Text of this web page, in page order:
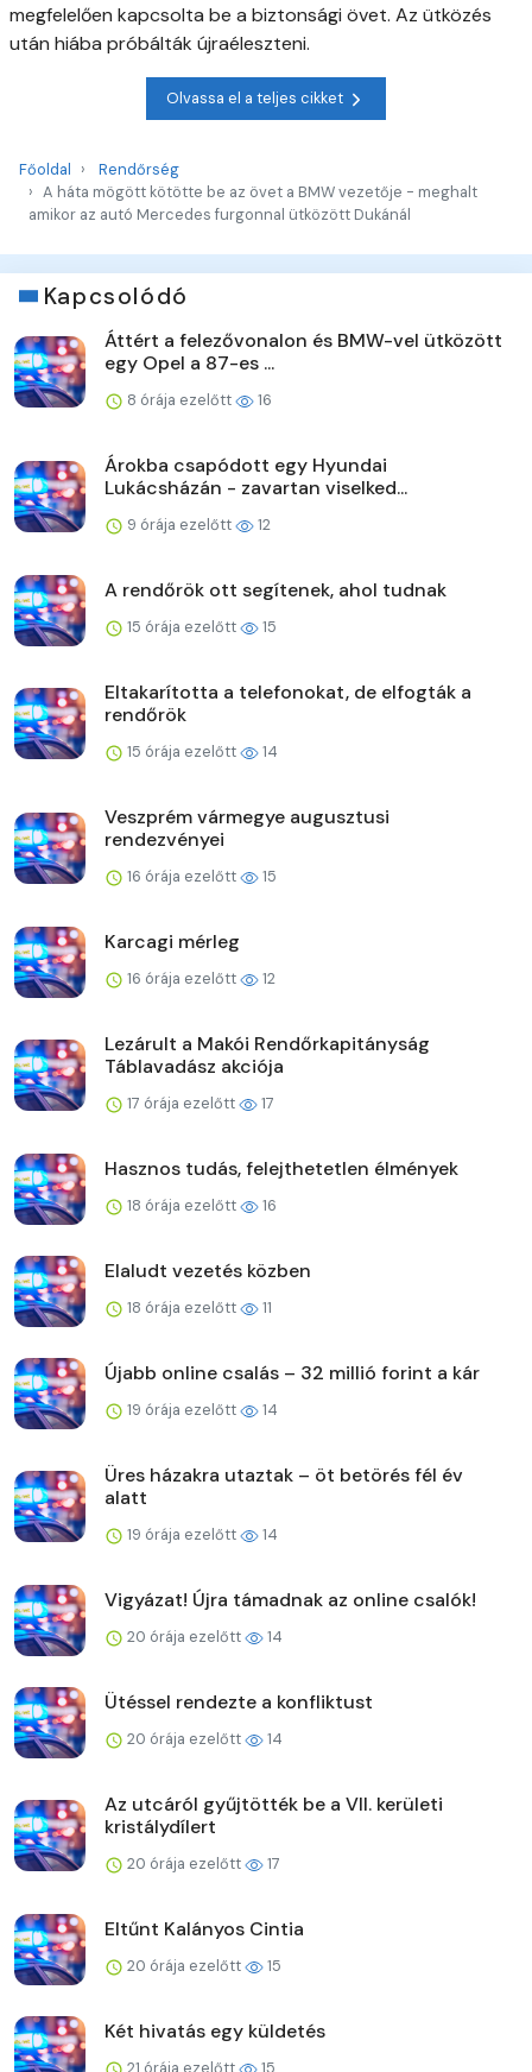
megfelelően kapcsolta be a biztonsági övet. Az ütközés
után hiába próbálták újraéleszteni.
Olvassa el a teljes cikket
Főoldal
Rendőrség
A háta mögött kötötte be az övet a BMW vezetője - meghalt
amikor az autó Mercedes furgonnal ütközött Dukánál
Kapcsolódó
Áttért a felezővonalon és BMW-vel ütközött
egy Opel a 87-es ...
8 órája ezelőtt 16
Árokba csapódott egy Hyundai
Lukácsházán - zavartan viselked...
9 órája ezelőtt 12
A rendőrök ott segítenek, ahol tudnak
15 órája ezelőtt 15
Eltakarította a telefonokat, de elfogták a
rendőrök
15 órája ezelőtt 14
Veszprém vármegye augusztusi
rendezvényei
16 órája ezelőtt 15
Karcagi mérleg
16 órája ezelőtt 12
Lezárult a Makói Rendőrkapitányság
Táblavadász akciója
17 órája ezelőtt 17
Hasznos tudás, felejthetetlen élmények
18 órája ezelőtt 16
Elaludt vezetés közben
18 órája ezelőtt 11
Újabb online csalás – 32 millió forint a kár
19 órája ezelőtt 14
Üres házakra utaztak – öt betörés fél év
alatt
19 órája ezelőtt 14
Vigyázat! Újra támadnak az online csalók!
20 órája ezelőtt 14
Ütéssel rendezte a konfliktust
20 órája ezelőtt 14
Az utcáról gyűjtötték be a VII. kerületi
kristálydílert
20 órája ezelőtt 17
Eltűnt Kalányos Cintia
20 órája ezelőtt 15
Két hivatás egy küldetés
21 órája ezelőtt 15